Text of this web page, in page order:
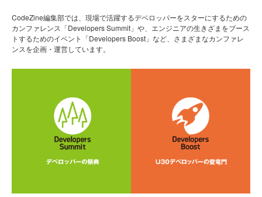
CodeZine編集部では、現場で活躍するデベロッパーをスターにするための
カンファレンス「Developers Summit」や、エンジニアの生きざまをブース
トするためのイベント「Developers Boost」など、さまざまなカンファレ
ンスを企画・運営しています。